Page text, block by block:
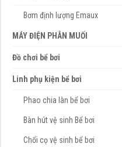
Bơm định lượng Emaux
MÁY ĐIỆN PHÂN MUỐI
Đồ chơi bể bơi
Linh phụ kiện bể bơi
Phao chia làn bể bơi
Bàn hút vệ sinh Bể bơi
Chổi cọ vệ sinh bể bơi